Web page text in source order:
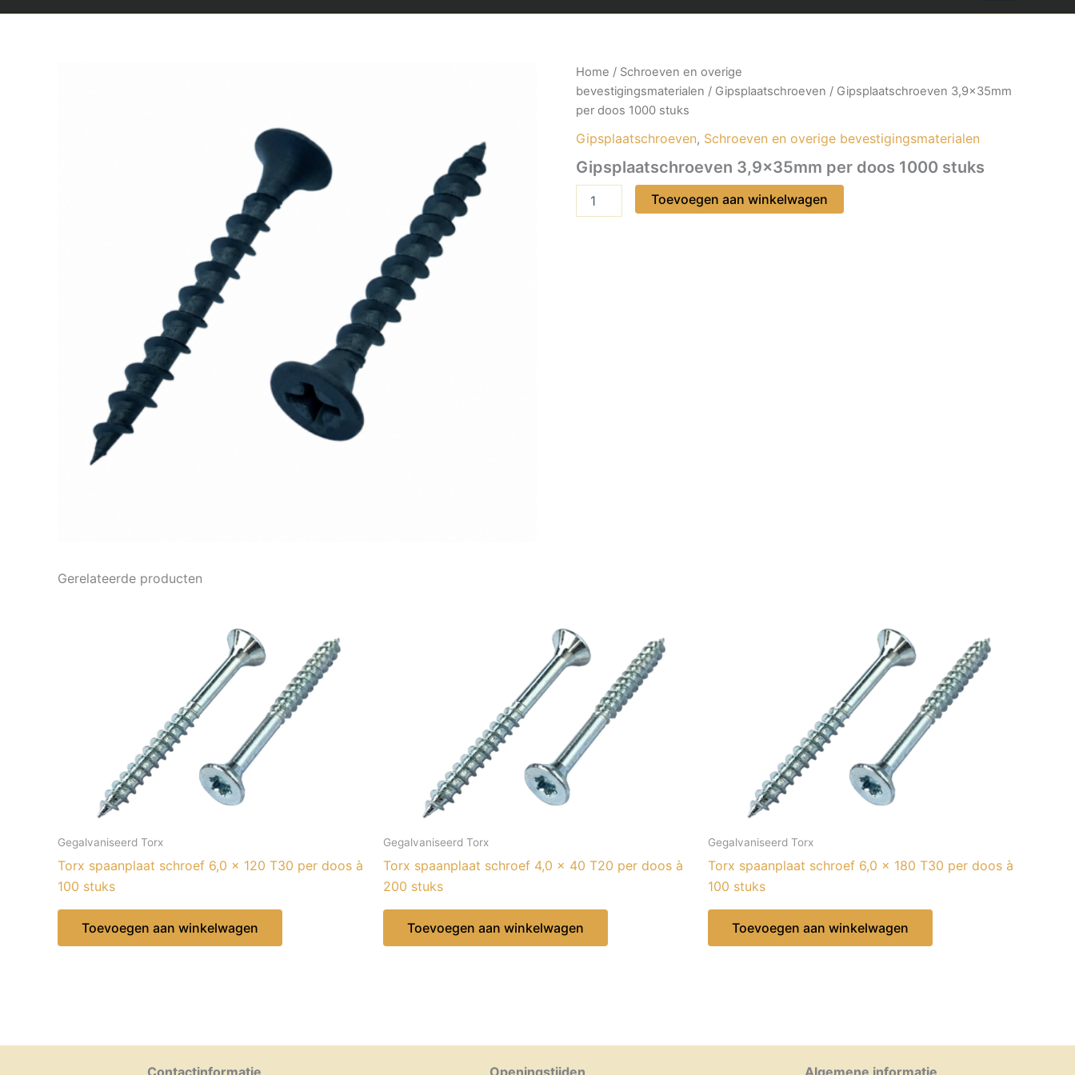
Home / Schroeven en overige
bevestigingsmaterialen / Gipsplaatschroeven / Gipsplaatschroeven 3,9x35mm
per doos 1000 stuks
Gipsplaatschroeven, Schroeven en overige bevestigingsmaterialen
Gipsplaatschroeven 3,9x35mm per doos 1000 stuks
Gipsplaatschroeven
3,9x35mm
Toevoegen aan winkelwagen
Gerelateerde producten
Gegalvaniseerd Torx
Torx spaanplaat schroef 6,0 x 120 T30 per doos à
100 stuks
Toevoegen aan winkelwagen
Gegalvaniseerd Torx
Torx spaanplaat schroef 4,0 x 40 T20 per doos à
200 stuks
Toevoegen aan winkelwagen
Gegalvaniseerd Torx
Torx spaanplaat schroef 6,0 x 180 T30 per doos à
100 stuks
Toevoegen aan winkelwagen
Contactinformatie Openingstijden Algemene informatie